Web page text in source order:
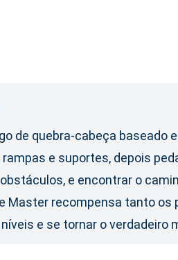
de quebra-cabeça
e suportes, depois
e encontrar o
Master recompensa tanto
e se tornar o verdadeiro